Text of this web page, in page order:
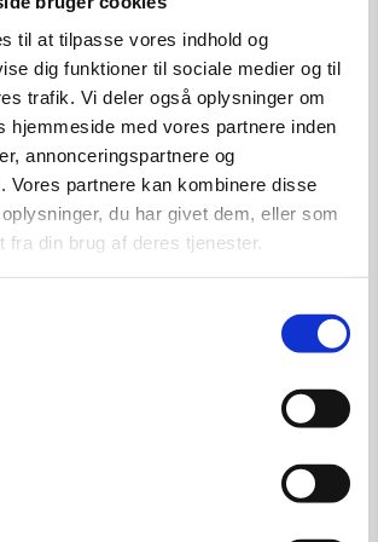
til at tilpasse vores indhold og
dig funktioner til sociale medier og til
trafik. Vi deler også oplysninger om
hjemmeside med vores partnere inden
annonceringspartnere og
Vores partnere kan kombinere disse
du har givet dem, eller som
fra din brug af deres tjenester.
Tilføj til kurv